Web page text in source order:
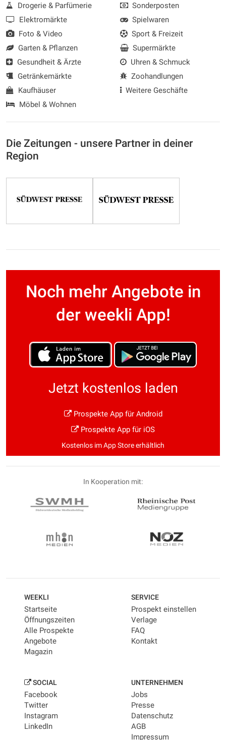
Drogerie & Parfümerie
Elektromärkte
Foto & Video
Garten & Pflanzen
Gesundheit & Ärzte
Getränkemärkte
Kaufhäuser
Möbel & Wohnen
Sonderposten
Spielwaren
Sport & Freizeit
Supermärkte
Uhren & Schmuck
Zoohandlungen
Weitere Geschäfte
Die Zeitungen - unsere Partner in deiner
Region
Noch mehr Angebote in
der weekli App!
Jetzt kostenlos laden
Prospekte App für Android
Prospekte App für iOS
Kostenlos im App Store erhältlich
In Kooperation mit:
WEEKLI
Startseite
Öffnungszeiten
Alle Prospekte
Angebote
Magazin
SERVICE
Prospekt einstellen
Verlage
FAQ
Kontakt
SOCIAL
Facebook
Twitter
Instagram
LinkedIn
UNTERNEHMEN
Jobs
Presse
Datenschutz
AGB
Impressum